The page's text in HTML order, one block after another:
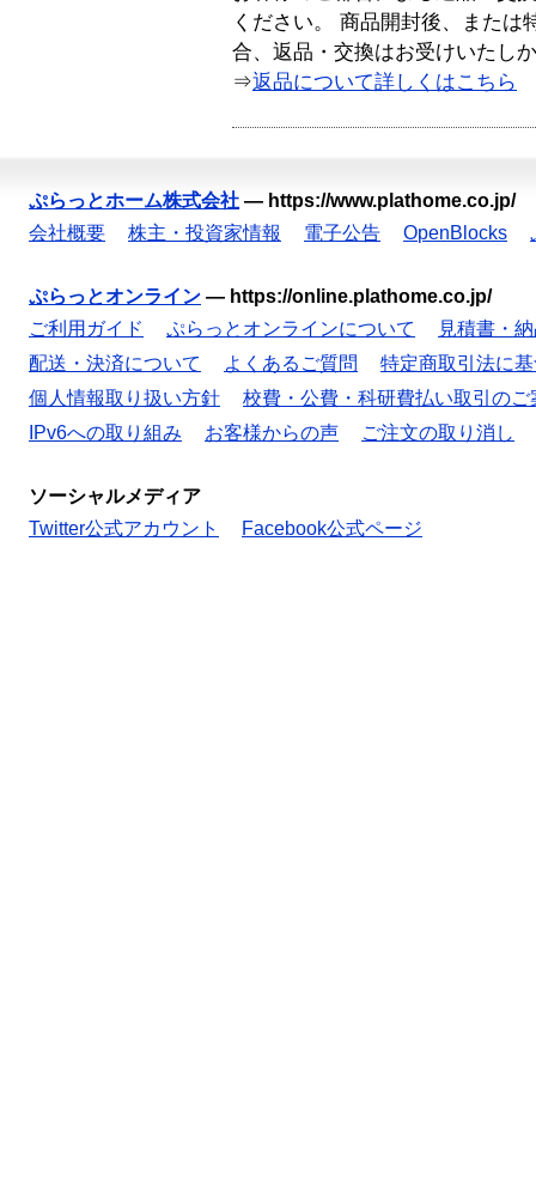
ください。 商品開封後、または
合、返品・交換はお受けいたし
⇒返品について詳しくはこちら
ぷらっとホーム株式会社 — https://www.plathome.co.jp/
会社概要
株主・投資家情報 電子公告 OpenBlocks
ぷらっとオンライン — https://online.plathome.co.jp/
ご利用ガイド
ぷらっとオンラインについて
見積書・
配送・決済について
よくあるご質問
特定商取引法に
個人情報取り扱い方針
校費・公費・科研費払い取引のご
IPv6への取り組み
お客様からの声 ご注文の取り消し
ソーシャルメディア
Twitter公式アカウント
Facebook公式ページ